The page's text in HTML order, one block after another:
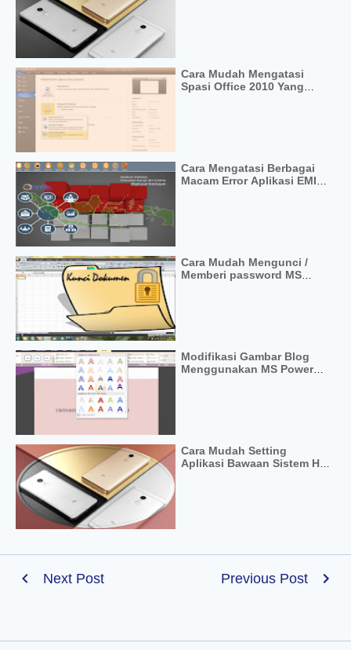
Cara Mudah Mengatasi
Spasi Office 2010 Yang
Cara Mengatasi Berbagai
Macam Error Aplikasi EMIS
Cara Mudah Mengunci /
Memberi password MS
Modifikasi Gambar Blog
Menggunakan MS Power
Cara Mudah Setting
Aplikasi Bawaan Sistem Hp
Next Post Previous Post